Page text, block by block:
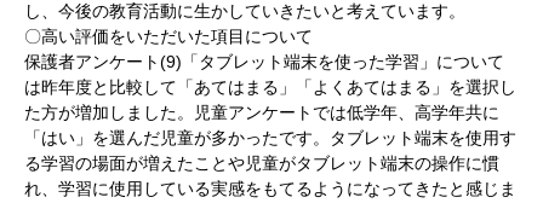
し、今後の教育活動に生かしていきたいと考えています。
〇高い評価をいただいた項目について
保護者アンケート(9)「タブレット端末を使った学習」について
は昨年度と比較して「あてはまる」「よくあてはまる」を選択し
た方が増加しました。児童アンケートでは低学年、高学年共に
「はい」を選んだ児童が多かったです。タブレット端末を使用す
る学習の場面が増えたことや児童がタブレット端末の操作に慣
れ、学習に使用している実感をもてるようになってきたと感じま